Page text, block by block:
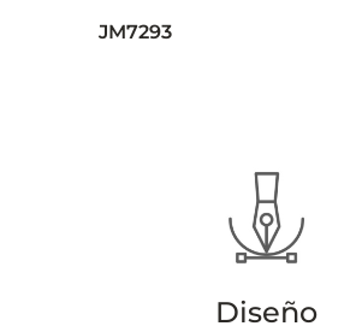
JM7293
Diseño